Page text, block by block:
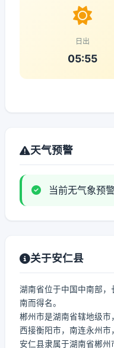
日出
05:55
天气预警
当前无气象预
关于安仁县
湖南省位于中国中南部
南而得名。
郴州市是湖南省辖地级市
西接衡阳市，南连永州市
安仁县隶属于湖南省郴